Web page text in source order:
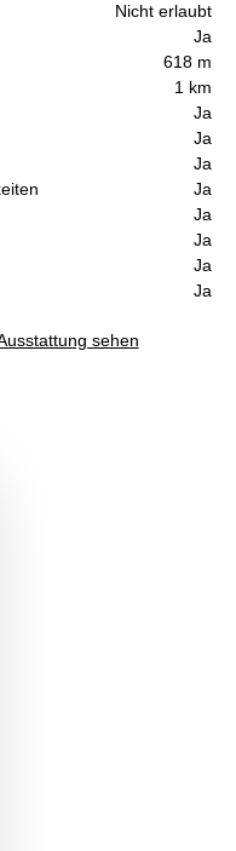
Nicht erlaubt
Ja
618 m
1 km
Ja
Ja
Ja
Ja
Ja
Ja
Ja
Ja
sehen